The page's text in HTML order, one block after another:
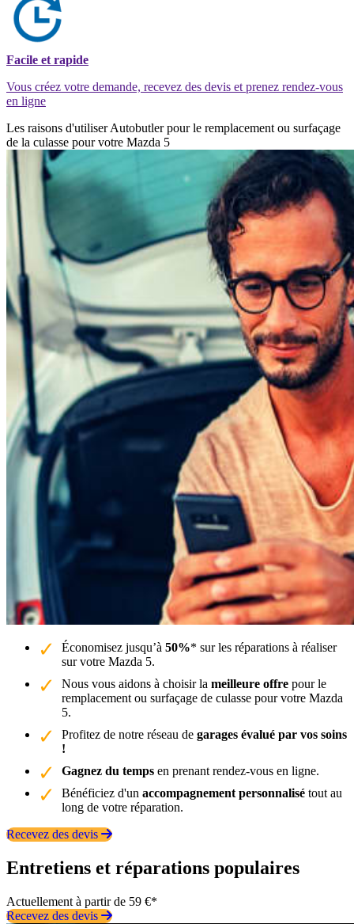
Facile et rapide
Vous créez votre demande, recevez des devis et prenez rendez-vous
en ligne
Les raisons d'utiliser Autobutler pour le remplacement ou surfaçage
de la culasse pour votre Mazda 5
Économisez jusqu’à 50%* sur les réparations à réaliser
sur votre Mazda 5.
Nous vous aidons à choisir la meilleure offre pour le
remplacement ou surfaçage de culasse pour votre Mazda
5.
Profitez de notre réseau de garages évalué par vos soins
!
Gagnez du temps en prenant rendez-vous en ligne.
Bénéficiez d'un accompagnement personnalisé tout au
long de votre réparation.
Recevez des devis
Entretiens et réparations populaires
Actuellement à partir de 59 €*
Recevez des devis